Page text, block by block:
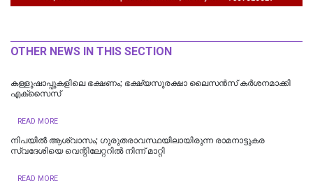
OTHER NEWS IN THIS SECTION
കള്ളുഷാപ്പുകളിലെ ഭക്ഷണം; ഭക്ഷ്യസുരക്ഷാ ലൈസന്‍സ് കര്‍ശനമാക്കി
എക്‌സൈസ്
READ MORE
നിപയിൽ ആശ്വാസം; ഗുരുതരാവസ്ഥയിലായിരുന്ന രാമനാട്ടുകര
സ്വദേശിയെ വെന്റിലേറ്ററിൽ നിന്ന് മാറ്റി
READ MORE